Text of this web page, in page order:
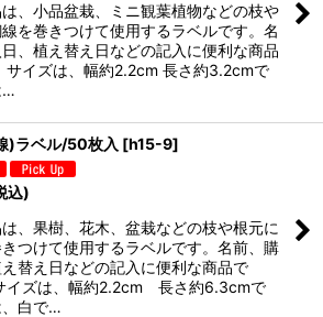
、小品盆栽、ミニ観葉植物などの枝や
を巻きつけて使用するラベルです。名
、植え替え日などの記入に便利な商品
イズは、幅約2.2cm 長さ約3.2cmで
…
)ラベル/50枚入 [h15-9]
込)
、果樹、花木、盆栽などの枝や根元に
つけて使用するラベルです。名前、購
え替え日などの記入に便利な商品で
ズは、幅約2.2cm 長さ約6.3cmで
、白で…